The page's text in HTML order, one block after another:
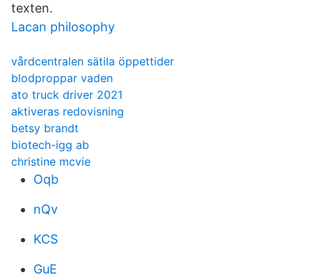
texten.
Lacan philosophy
vårdcentralen sätila öppettider
blodproppar vaden
ato truck driver 2021
aktiveras redovisning
betsy brandt
biotech-igg ab
christine mcvie
Oqb
nQv
KCS
GuE